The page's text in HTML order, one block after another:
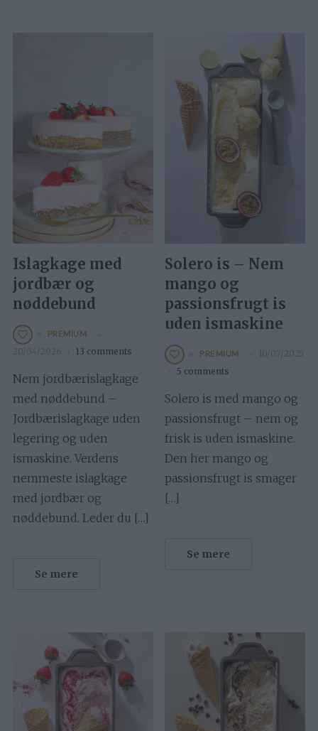
Islagkage med
jordbær og
nøddebund
PREMIUM
20/04/2026 13 comments
Nem jordbærislagkage
med nøddebund –
Jordbærislagkage uden
legering og uden
ismaskine. Verdens
nemmeste islagkage
med jordbær og
nøddebund. Leder du […]
Se mere
Solero is – Nem
mango og
passionsfrugt is
uden ismaskine
PREMIUM
10/07/2025
5 comments
Solero is med mango og
passionsfrugt – nem og
frisk is uden ismaskine.
Den her mango og
passionsfrugt is smager
[…]
Se mere